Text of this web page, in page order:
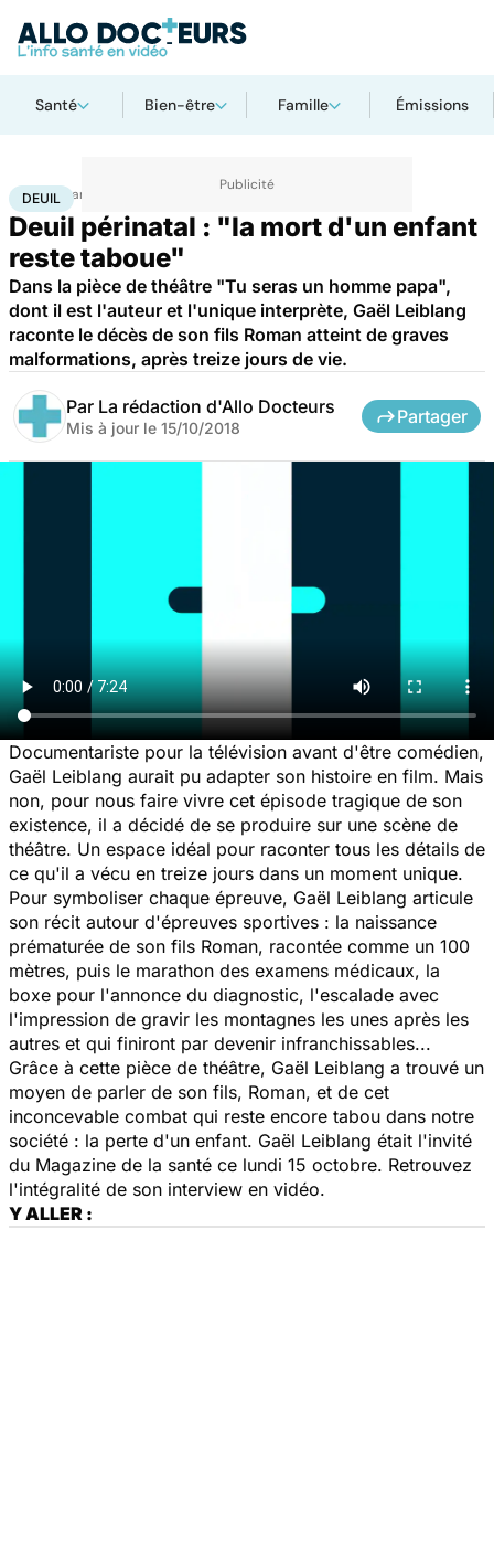
Santé Bien-être Famille Émissions
Accueil Santé
DEUIL
Deuil périnatal : "la mort d'un enfant
reste taboue"
Dans la pièce de théâtre "Tu seras un homme papa",
dont il est l'auteur et l'unique interprète, Gaël Leiblang
raconte le décès de son fils Roman atteint de graves
malformations, après treize jours de vie.
Par La rédaction d'Allo Docteurs
Mis à jour le 15/10/2018
Partager
Documentariste pour la télévision avant d'être comédien,
Gaël Leiblang aurait pu adapter son histoire en film. Mais
non, pour nous faire vivre cet épisode tragique de son
existence, il a décidé de se produire sur une scène de
théâtre. Un espace idéal pour raconter tous les détails de
ce qu'il a vécu en treize jours dans un moment unique.
Pour symboliser chaque épreuve, Gaël Leiblang articule
son récit autour d'épreuves sportives : la naissance
prématurée de son fils Roman, racontée comme un 100
mètres, puis le marathon des examens médicaux, la
boxe pour l'annonce du diagnostic, l'escalade avec
l'impression de gravir les montagnes les unes après les
autres et qui finiront par devenir infranchissables...
Grâce à cette pièce de théâtre, Gaël Leiblang a trouvé un
moyen de parler de son fils, Roman, et de cet
inconcevable combat qui reste encore tabou dans notre
société : la perte d'un enfant. Gaël Leiblang était l'invité
du Magazine de la santé ce lundi 15 octobre. Retrouvez
l'intégralité de son interview en vidéo.
Y ALLER :